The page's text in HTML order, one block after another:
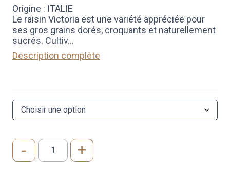
Origine : ITALIE
Le raisin Victoria est une variété appréciée pour
ses gros grains dorés, croquants et naturellement
sucrés. Cultiv...
Description complète
quantité
- +